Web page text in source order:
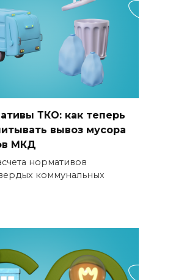
ТКО: как теперь
вывоз мусора
МКД
нормативов
коммунальных